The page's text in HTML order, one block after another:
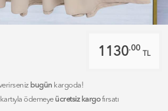
1130.00
TL
bugün kargoda!
ödemeye ücretsiz kargofırsatı